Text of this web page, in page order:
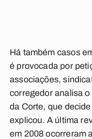
Há também casos
é provocada por
associações,
corregedor analisa
da Corte, que
explicou. A última
em 2008 ocorreram